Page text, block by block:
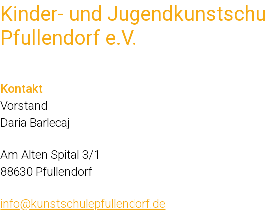
Kinder- und
Pfullendorf e.V.
Kontakt
Vorstand
Daria Barlecaj
Am Alten Spital 3/1
88630 Pfullendorf
info@kunstschulepfullendorf.de